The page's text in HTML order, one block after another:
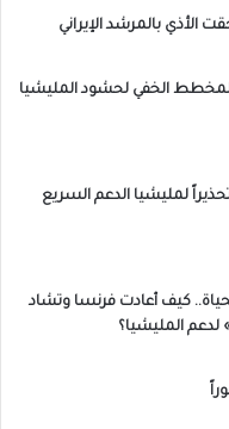
الأذي بالمرشد الإيراني
الخفي لحشود المليشيا
تحذيراً لمليشيا الدعم السريع
كيف أعادت فرنسا وتشاد
لدعم المليشيا؟